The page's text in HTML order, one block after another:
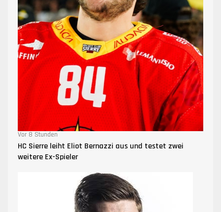
Vor 8 Stunden
HC Sierre leiht Eliot Bernazzi aus und testet zwei
weitere Ex-Spieler